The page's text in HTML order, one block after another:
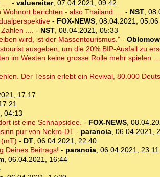
- valuereiter, 07.04.2021, 09:42
berichten - also Thailand .... - NST,
- FOX-NEWS, 08.04.2021, 05:06
.... - NST, 08.04.2021, 05:33
wird, ist der Massentourismus."- Oblomow
ausgeben, um die 20% BIP-Ausfall zu
im Westen keine grosse Rolle mehr spielen
Der Tessin erlebt ein Revival, 80.000
17:17
04:13
ist eine Schnapsidee. - FOX-NEWS,
pur von Nekro-DT- paranoia, 06.04.2021,
- DT, 06.04.2021, 22:40
Deines Beitrags! - paranoia, 06.04.2021, 23:11
, 06.04.2021, 16:44